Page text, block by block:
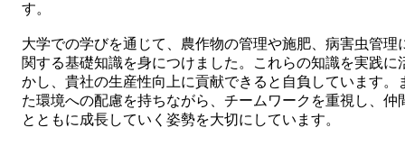
す。
大学での学びを通じて、農作物の管理や施肥、病害虫管理
関する基礎知識を身につけました。これらの知識を実践に
かし、貴社の生産性向上に貢献できると自負しています。
た環境への配慮を持ちながら、チームワークを重視し、仲
とともに成長していく姿勢を大切にしています。